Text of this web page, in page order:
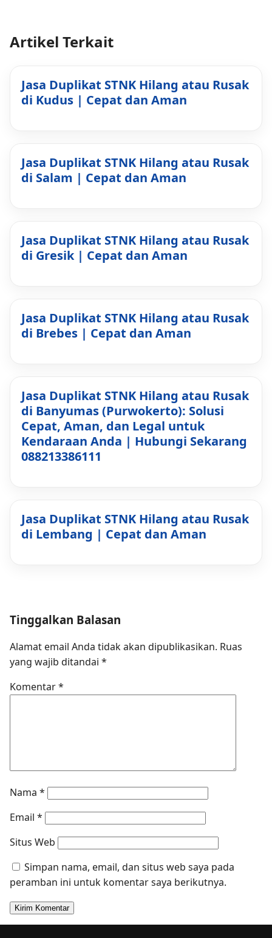
Artikel Terkait
Jasa Duplikat STNK Hilang atau Rusak
di Kudus | Cepat dan Aman
Jasa Duplikat STNK Hilang atau Rusak
di Salam | Cepat dan Aman
Jasa Duplikat STNK Hilang atau Rusak
di Gresik | Cepat dan Aman
Jasa Duplikat STNK Hilang atau Rusak
di Brebes | Cepat dan Aman
Jasa Duplikat STNK Hilang atau Rusak
di Banyumas (Purwokerto): Solusi
Cepat, Aman, dan Legal untuk
Kendaraan Anda | Hubungi Sekarang
088213386111
Jasa Duplikat STNK Hilang atau Rusak
di Lembang | Cepat dan Aman
Tinggalkan Balasan
Alamat email Anda tidak akan dipublikasikan. Ruas
yang wajib ditandai *
Komentar*
Nama *
Email *
Situs Web
Simpan nama, email, dan situs web saya pada
peramban ini untuk komentar saya berikutnya.